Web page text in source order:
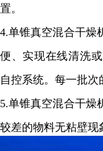
置。
4.单锥真空混合干燥
便、实现在线清洗
自控系统。每一批次
5.单锥真空混合干燥
较差的物料无粘壁现